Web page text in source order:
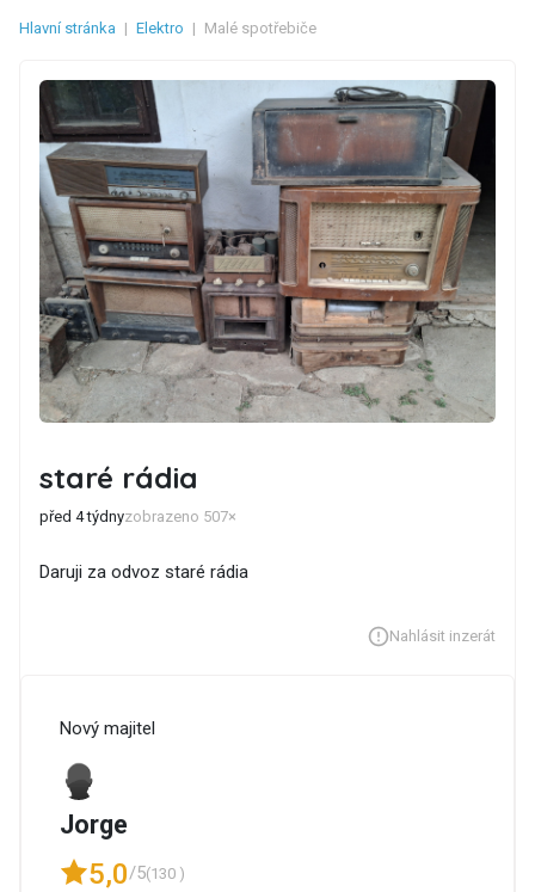
Hlavní stránka | Elektro | Malé spotřebiče
staré rádia
před 4 týdnyzobrazeno 507×
Daruji za odvoz staré rádia
Nahlásit inzerát
Nový majitel
Jorge
5,0/5(130 )